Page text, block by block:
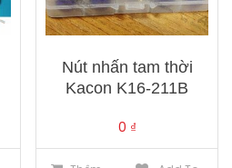
Nút nhấn tam thời
Kacon K16-211B
0 ₫